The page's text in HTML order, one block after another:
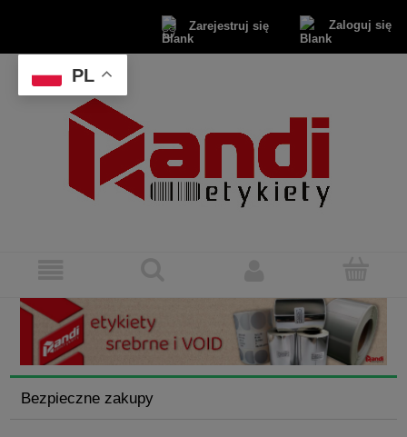
Zarejestruj się Zaloguj się
Bezpieczne zakupy
PL